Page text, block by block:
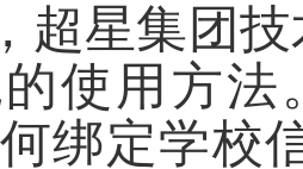
， 超星集团
使用方法
绑定学校